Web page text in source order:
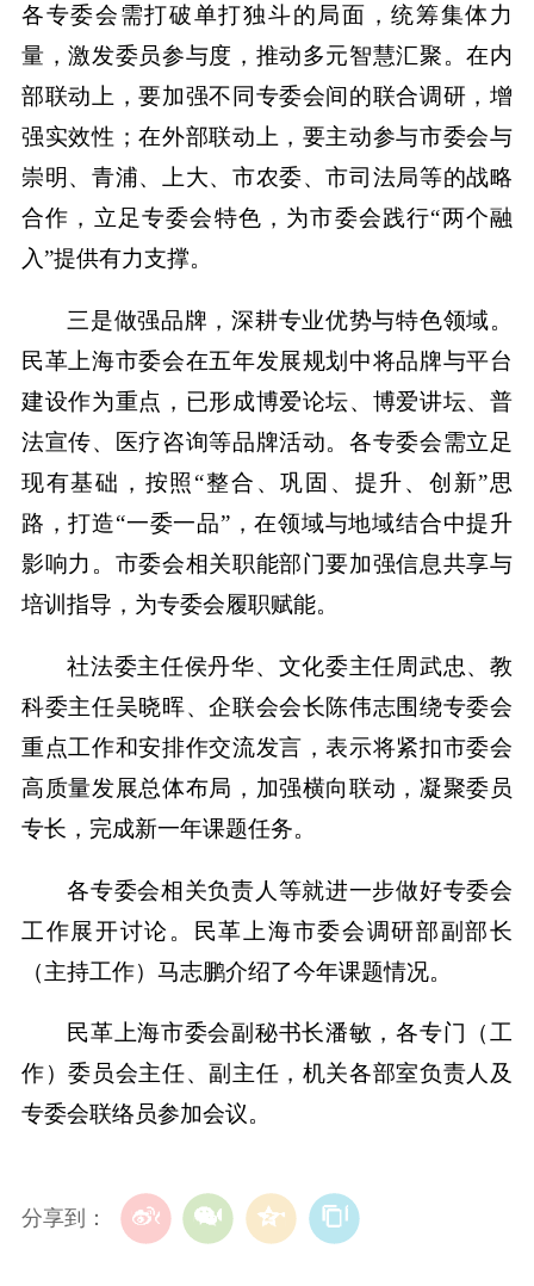
各专委会需打破单打独斗的局面，统筹集体力
量，激发委员参与度，推动多元智慧汇聚。在内
部联动上，要加强不同专委会间的联合调研，增
强实效性；在外部联动上，要主动参与市委会与
崇明、青浦、上大、市农委、市司法局等的战略
合作，立足专委会特色，为市委会践行“两个融
入”提供有力支撑。
三是做强品牌，深耕专业优势与特色领域。
民革上海市委会在五年发展规划中将品牌与平台
建设作为重点，已形成博爱论坛、博爱讲坛、普
法宣传、医疗咨询等品牌活动。各专委会需立足
现有基础，按照“整合、巩固、提升、创新”思
路，打造“一委一品”，在领域与地域结合中提升
影响力。市委会相关职能部门要加强信息共享与
培训指导，为专委会履职赋能。
社法委主任侯丹华、文化委主任周武忠、教
科委主任吴晓晖、企联会会长陈伟志围绕专委会
重点工作和安排作交流发言，表示将紧扣市委会
高质量发展总体布局，加强横向联动，凝聚委员
专长，完成新一年课题任务。
各专委会相关负责人等就进一步做好专委会
工作展开讨论。民革上海市委会调研部副部长
（主持工作）马志鹏介绍了今年课题情况。
民革上海市委会副秘书长潘敏，各专门（工
作）委员会主任、副主任，机关各部室负责人及
专委会联络员参加会议。
分享到：